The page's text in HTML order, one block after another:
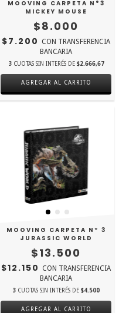
MOOVING CARPETA N°3
MICKEY MOUSE
$8.000
$7.200 CON TRANSFERENCIA
BANCARIA
3 CUOTAS SIN INTERÉS DE $2.666,67
AGREGAR AL CARRITO
MOOVING CARPETA Nº 3
JURASSIC WORLD
$13.500
$12.150 CON TRANSFERENCIA
BANCARIA
3 CUOTAS SIN INTERÉS DE $4.500
AGREGAR AL CARRITO